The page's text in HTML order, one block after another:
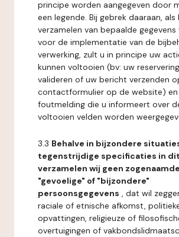
principe worden aangegeven door
een legende. Bij gebrek daaraan, als
verzamelen van bepaalde
voor de implementatie van de
verwerking, zult u in principe uw
kunnen voltooien (bv: uw
valideren of uw bericht verzenden
contactformulier op de website) en
foutmelding die u informeert over
voltooien velden worden
3.3 Behalve in bijzondere
tegenstrijdige specificaties in
verzamelen wij geen zogenaamde
"gevoelige" of "bijzondere"
persoonsgegevens , dat wil
raciale of etnische afkomst,
opvattingen, religieuze of
overtuigingen of